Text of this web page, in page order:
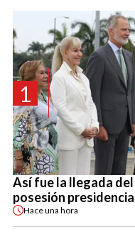
1
Así fue la llegada del
posesión
Haceuna hora